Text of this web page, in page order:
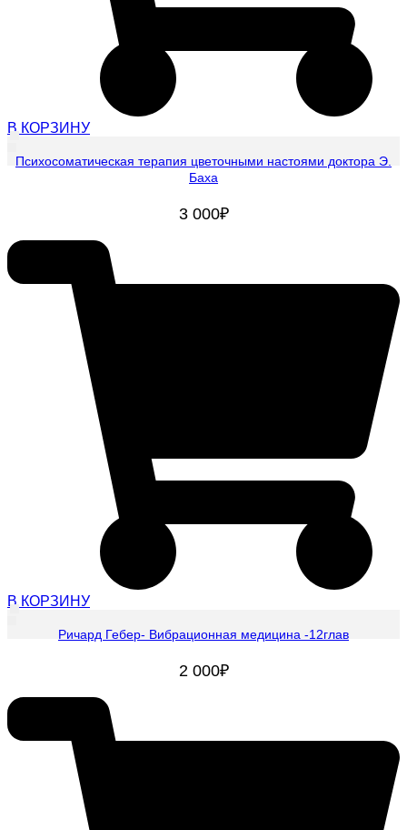
В КОРЗИНУ
Психосоматическая терапия цветочными настоями доктора Э.
Баха
3 000₽
В КОРЗИНУ
Ричард Гебер- Вибрационная медицина -12глав
2 000₽